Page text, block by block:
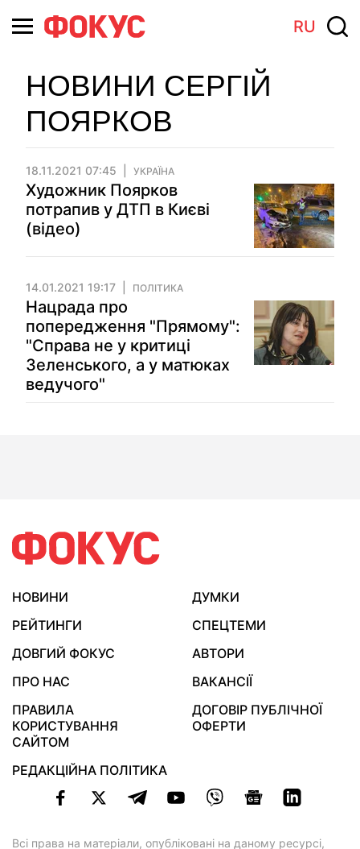
RU
НОВИНИ СЕРГІЙ
ПОЯРКОВ
18.11.2021 07:45 УКРАЇНА
Художник Поярков
потрапив у ДТП в Києві
(відео)
14.01.2021 19:17 ПОЛІТИКА
Нацрада про
попередження "Прямому":
"Справа не у критиці
Зеленського, а у матюках
ведучого"
НОВИНИ
ДУМКИ
РЕЙТИНГИ
СПЕЦТЕМИ
ДОВГИЙ ФОКУС
АВТОРИ
ПРО НАС
ВАКАНСІЇ
ПРАВИЛА
КОРИСТУВАННЯ
САЙТОМ
ДОГОВІР ПУБЛІЧНОЇ
ОФЕРТИ
РЕДАКЦІЙНА ПОЛІТИКА
Всі права на матеріали, опубліковані на даному ресурсі,